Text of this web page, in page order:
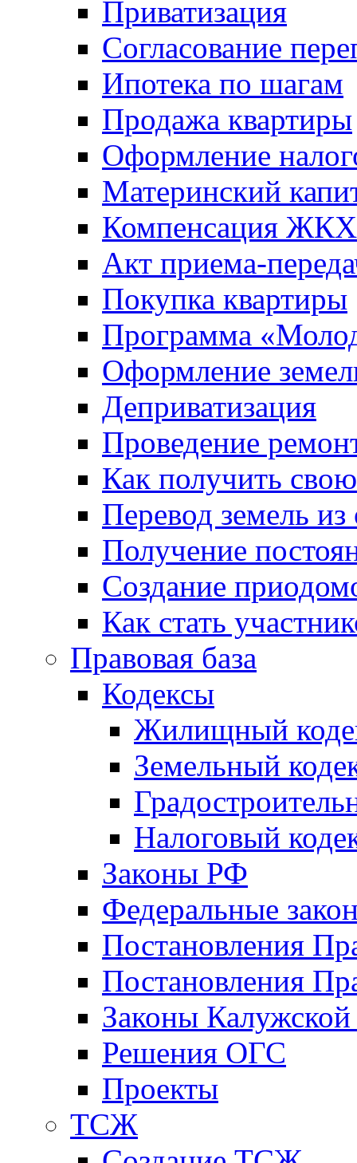
Приватизация
Согласование
Ипотека по шагам
Продажа квартиры
Оформление
Материнский
Компенсация ЖКХ
Акт приема-
Покупка квартиры
Программа
Оформление
Деприватизация
Проведение
Как получить
Перевод земель
Получение
Создание
Как стать
Правовая база
Кодексы
Жилищный
Земельный
Налоговый
Законы РФ
Федеральные
Постановления
Постановления
Законы Калужской
Решения ОГС
Проекты
ТСЖ